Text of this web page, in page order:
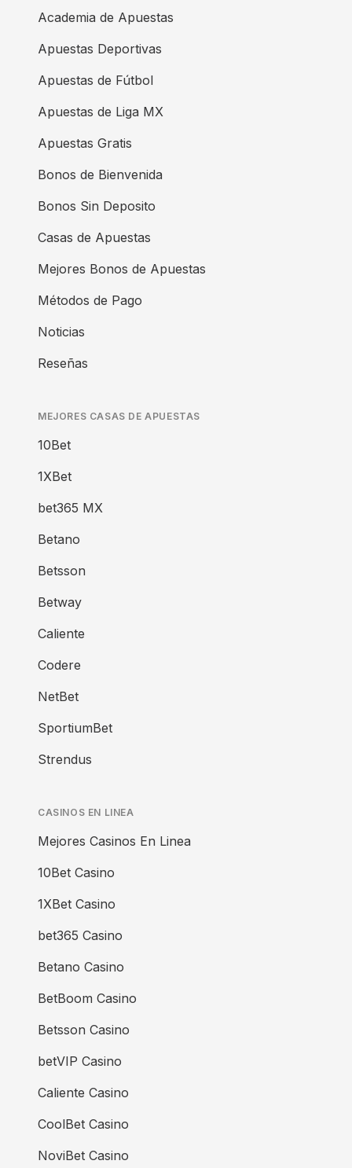
Academia de Apuestas
Apuestas Deportivas
Apuestas de Fútbol
Apuestas de Liga MX
Apuestas Gratis
Bonos de Bienvenida
Bonos Sin Deposito
Casas de Apuestas
Mejores Bonos de Apuestas
Métodos de Pago
Noticias
Reseñas
MEJORES CASAS DE APUESTAS
10Bet
1XBet
bet365 MX
Betano
Betsson
Betway
Caliente
Codere
NetBet
SportiumBet
Strendus
CASINOS EN LINEA
Mejores Casinos En Linea
10Bet Casino
1XBet Casino
bet365 Casino
Betano Casino
BetBoom Casino
Betsson Casino
betVIP Casino
Caliente Casino
CoolBet Casino
NoviBet Casino